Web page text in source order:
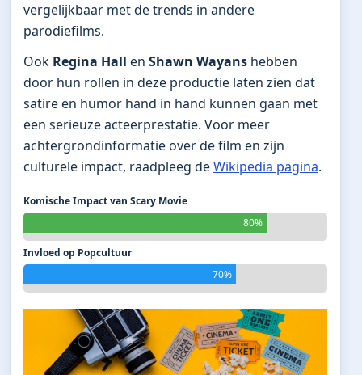
vergelijkbaar met de trends in andere
parodiefilms.
Ook Regina Hall en Shawn Wayans hebben
door hun rollen in deze productie laten zien dat
satire en humor hand in hand kunnen gaan met
een serieuze acteerprestatie. Voor meer
achtergrondinformatie over de film en zijn
culturele impact, raadpleeg deWikipedia pagina.
Komische Impact van Scary Movie
80%
Invloed op Popcultuur
70%